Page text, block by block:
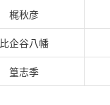
梶秋彦
比企谷八幡
篁志季